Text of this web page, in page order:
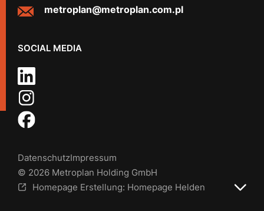
metroplan@metroplan.com.pl
SOCIAL MEDIA
DatenschutzImpressum
© 2026 Metroplan Holding GmbH
Homepage Erstellung: Homepage Helden